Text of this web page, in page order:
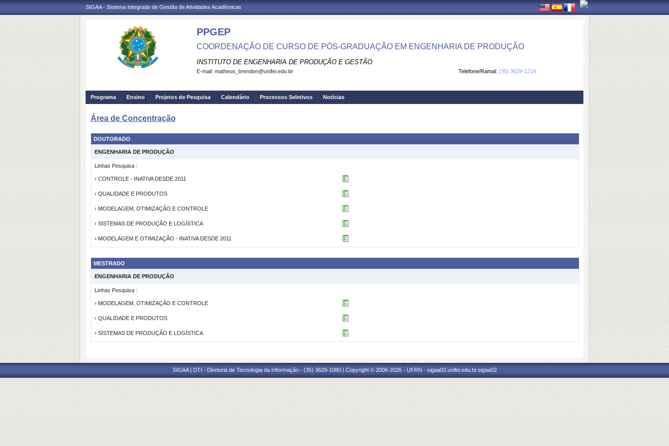
SIGAA - Sistema Integrado de Gestão de Atividades Acadêmicas
PPGEP
COORDENAÇÃO DE CURSO DE PÓS-GRADUAÇÃO EM ENGENHARIA DE PRODUÇÃO
INSTITUTO DE ENGENHARIA DE PRODUÇÃO E GESTÃO
Telefone/Ramal: (35) 3629-1214
E-mail: matheus_brendon@unifei.edu.br
Programa Ensino Projetos de Pesquisa Calendário Processos Seletivos Notícias
Área de Concentração
DOUTORADO
ENGENHARIA DE PRODUÇÃO
Linhas Pesquisa :
› CONTROLE - INATIVA DESDE 2011
› QUALIDADE E PRODUTOS
› MODELAGEM, OTIMIZAÇÃO E CONTROLE
› SISTEMAS DE PRODUÇÃO E LOGÍSTICA
› MODELAGEM E OTIMIZAÇÃO - INATIVA DESDE 2011
MESTRADO
ENGENHARIA DE PRODUÇÃO
Linhas Pesquisa :
› MODELAGEM, OTIMIZAÇÃO E CONTROLE
› QUALIDADE E PRODUTOS
› SISTEMAS DE PRODUÇÃO E LOGÍSTICA
SIGAA | DTI - Diretoria de Tecnologia da Informação - (35) 3629-1080 | Copyright © 2006-2026 - UFRN - sigaa02.unifei.edu.br.sigaa02